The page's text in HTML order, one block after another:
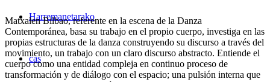
Harremanetarako
cas
Matxalen Bilbao, referente en la escena de la Danza
Contemporánea, basa su trabajo en el propio cuerpo, investiga en las
propias estructuras de la danza construyendo su discurso a través del
movimiento, un trabajo con un claro discurso abstracto. Entiende el
cuerpo como una entidad compleja en continuo proceso de
transformación y de diálogo con el espacio; una pulsión interna que